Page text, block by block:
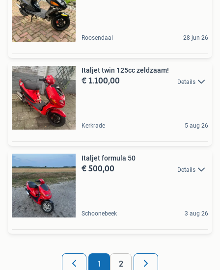
Roosendaal 28 jun 26
Italjet twin 125cc zeldzaam!
€ 1.100,00 Details
Kerkrade 5 aug 26
Italjet formula 50
€ 500,00 Details
Schoonebeek 3 aug 26
1 2